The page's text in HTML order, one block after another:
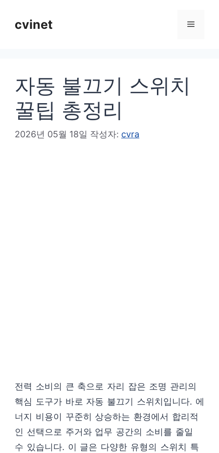
cvinet 메
자동 불끄기 스위치
꿀팁 총정리
2026년 05월 18일 작성자: cvra
전력 소비의 큰 축으로 자리 잡은 조명 관리의
핵심 도구가 바로 자동 불끄기 스위치입니다. 에
너지 비용이 꾸준히 상승하는 환경에서 합리적
인 선택으로 주거와 업무 공간의 소비를 줄일
수 있습니다. 이 글은 다양한 유형의 스위치 특